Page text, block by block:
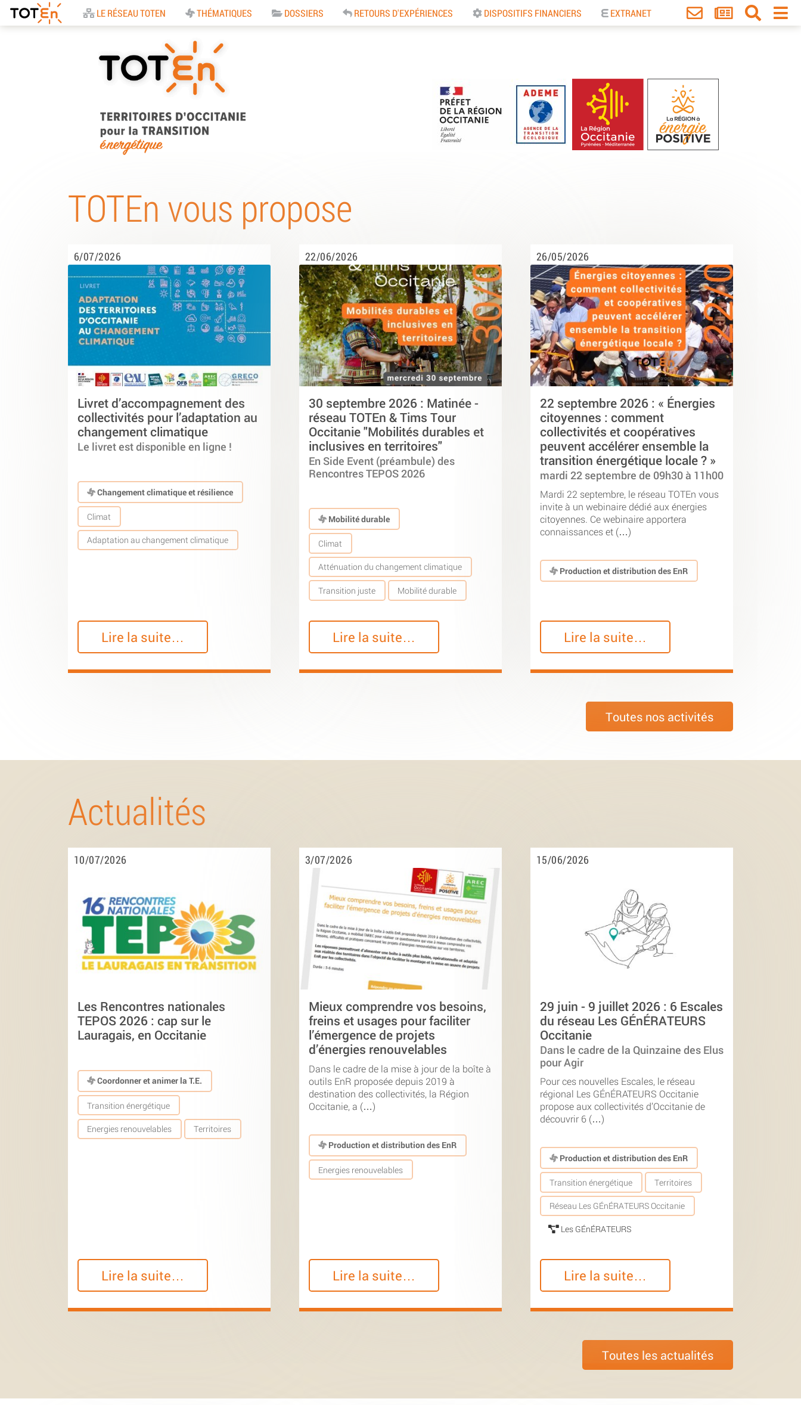
Accueil
LE RÉSEAU TOTEN THÉMATIQUES DOSSIERS RETOURS D'EXPÉRIENCES DISPOSITIFS FINANCIERS EXTRANET
Territoires d’Occitanie
pour la Transition
Energétique
TOTEn vous propose
6/07/2026
Livret d’accompagnement des
collectivités pour l’adaptation au
changement climatique
Le livret est disponible en ligne !
Changement climatique et résilience
Climat
Adaptation au changement climatique
Lire la suite…
22/06/2026
30 septembre 2026 : Matinée -
réseau TOTEn & Tims Tour
Occitanie "Mobilités durables et
inclusives en territoires"
En Side Event (préambule) des
Rencontres TEPOS 2026
Mobilité durable
Climat
Atténuation du changement climatique
Transition juste Mobilité durable
Lire la suite…
26/05/2026
22 septembre 2026 : « Énergies
citoyennes : comment
collectivités et coopératives
peuvent accélérer ensemble la
transition énergétique locale ? »
mardi 22 septembre de 09h30 à 11h00
Mardi 22 septembre, le réseau TOTEn vous
invite à un webinaire dédié aux énergies
citoyennes. Ce webinaire apportera
connaissances et (…)
Production et distribution des EnR
Lire la suite…
Toutes nos activités
Actualités
10/07/2026
Les Rencontres nationales
TEPOS 2026 : cap sur le
Lauragais, en Occitanie
Coordonner et animer la T.E.
Transition énergétique
Energies renouvelables Territoires
Lire la suite…
3/07/2026
Mieux comprendre vos besoins,
freins et usages pour faciliter
l’émergence de projets
d’énergies renouvelables
Dans le cadre de la mise à jour de la boîte à
outils EnR proposée depuis 2019 à
destination des collectivités, la Région
Occitanie, a (…)
Production et distribution des EnR
Energies renouvelables
Lire la suite…
15/06/2026
29 juin - 9 juillet 2026 : 6 Escales
du réseau Les GÉnÉRATEURS
Occitanie
Dans le cadre de la Quinzaine des Elus
pour Agir
Pour ces nouvelles Escales, le réseau
régional Les GÉnÉRATEURS Occitanie
propose aux collectivités d’Occitanie de
découvrir 6 (…)
Production et distribution des EnR
Transition énergétique Territoires
Réseau Les GÉnÉRATEURS Occitanie
Les GÉnÉRATEURS
Lire la suite…
Toutes les actualités